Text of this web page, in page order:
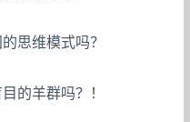
思维模式吗？
的羊群吗？！